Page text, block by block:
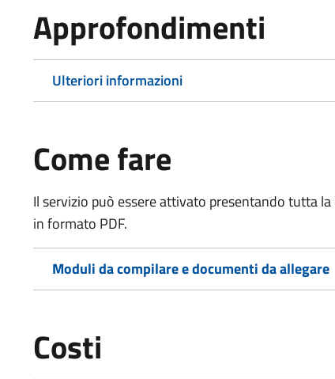
Approfondimenti
Ulteriori informazioni
Come fare
Il servizio può essere attivato presentando tutta
in formato PDF.
Moduli da compilare e documenti da allegare
Costi